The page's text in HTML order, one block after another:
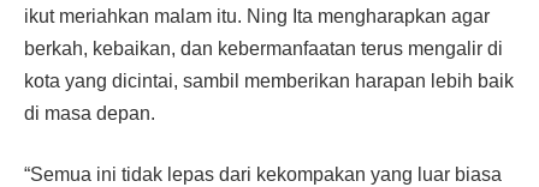
ikut meriahkan malam itu. Ning Ita mengharapkan agar
berkah, kebaikan, dan kebermanfaatan terus mengalir di
kota yang dicintai, sambil memberikan harapan lebih baik
di masa depan.
“Semua ini tidak lepas dari kekompakan yang luar biasa